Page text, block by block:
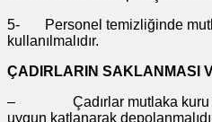
5- Personel temizliğinde
kullanılmalıdır.
ÇADIRLARIN SAKLANMASI
– Çadırlar mutlaka kuru
uygun katlanarak